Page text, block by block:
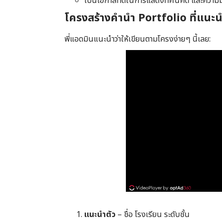
โครงสร้างคำนำ Portfolio ที่แนะ
พี่แอดมินแนะนำว่าให้เขียนตามโครงง่ายๆ นี้เลย:
แนะนำตัว – ชื่อ โรงเรียน ระดับชั้น